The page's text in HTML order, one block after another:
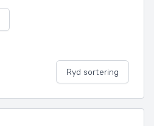
Ryd sortering